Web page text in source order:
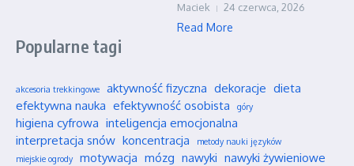
Maciek 24 czerwca, 2026
Read More
Popularne tagi
akcesoria trekkingowe aktywność fizyczna dekoracje dieta
efektywna nauka efektywność osobista góry
higiena cyfrowa inteligencja emocjonalna
interpretacja snów koncentracja
metody nauki języków
miejskie ogrody
motywacja mózg nawyki nawyki żywieniowe